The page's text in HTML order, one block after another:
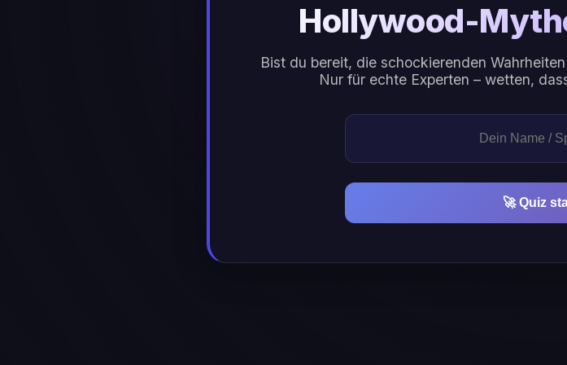
Hollywood-
Bist du bereit, die schockierenden
Nur für echte Experten – wetten,
🚀 Quiz